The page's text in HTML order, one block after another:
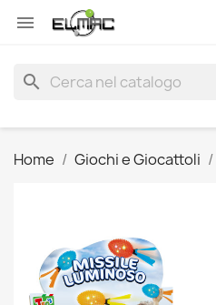

search
Home Giochi e Giocattoli